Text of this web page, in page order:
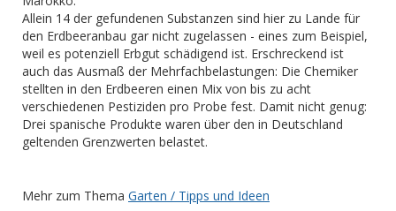
Allein 14 der gefundenen Substanzen sind hier zu Lande für
den Erdbeeranbau gar nicht zugelassen - eines zum Beispiel,
weil es potenziell Erbgut schädigend ist. Erschreckend ist
auch das Ausmaß der Mehrfachbelastungen: Die Chemiker
stellten in den Erdbeeren einen Mix von bis zu acht
verschiedenen Pestiziden pro Probe fest. Damit nicht genug:
Drei spanische Produkte waren über den in Deutschland
geltenden Grenzwerten belastet.
Mehr zum Thema Garten / Tipps und Ideen